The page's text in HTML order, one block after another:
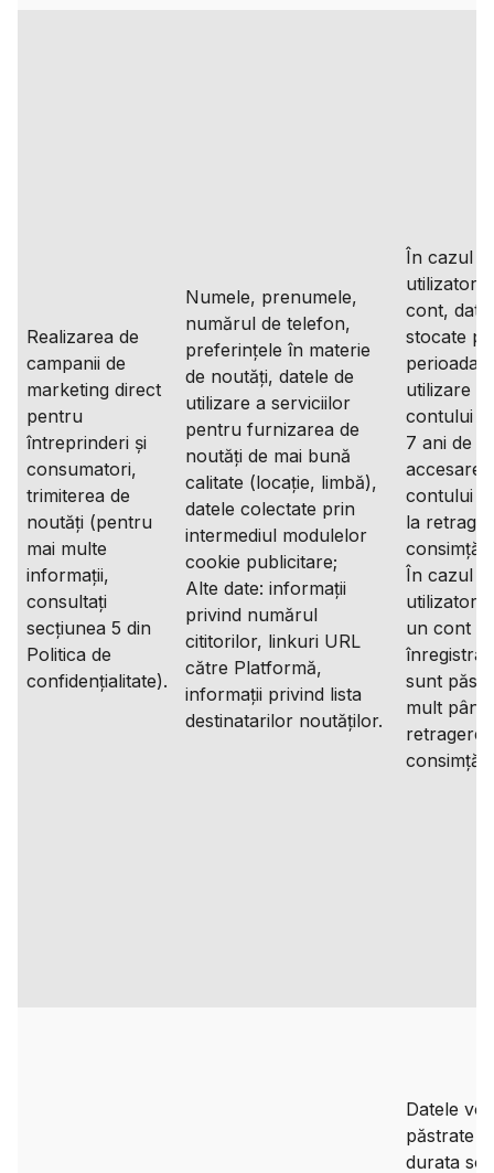
Realizarea de
campanii de
marketing direct
pentru
întreprinderi și
consumatori,
trimiterea de
noutăți (pentru
mai multe
informații,
consultați
secțiunea 5 din
Politica de
confidențialitate).
Numele, prenumele,
numărul de telefon,
preferințele în materie
de noutăți, datele de
utilizare a serviciilor
pentru furnizarea de
noutăți de mai bună
calitate (locație, limbă),
datele colectate prin
intermediul modulelor
cookie publicitare;
Alte date: informații
privind numărul
cititorilor, linkuri URL
către Platformă,
informații privind lista
destinatarilor noutăților.
În cazul
cont,
stocate
perioada
utilizare a
contului
7 ani de
accesare
contului
la
În cazul
un cont
sunt
mult până
retragerea
Datele
păstrate
durata